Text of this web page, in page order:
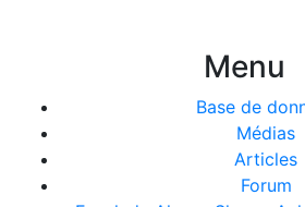
Menu
Base de
Médias
Articles
Forum